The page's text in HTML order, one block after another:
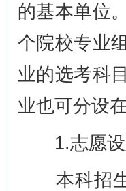
的基本单位
个院校专业
业的选考科
业也可分设
1.志愿设
本科招生